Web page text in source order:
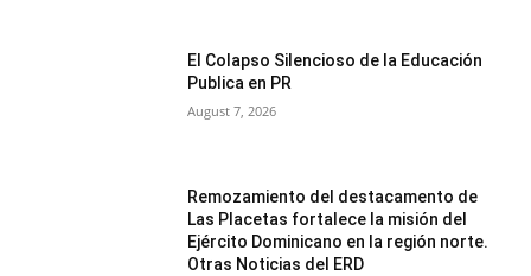
El Colapso Silencioso de la Educación
Publica en PR
August 7, 2026
Remozamiento del destacamento de
Las Placetas fortalece la misión del
Ejército Dominicano en la región norte.
Otras Noticias del ERD